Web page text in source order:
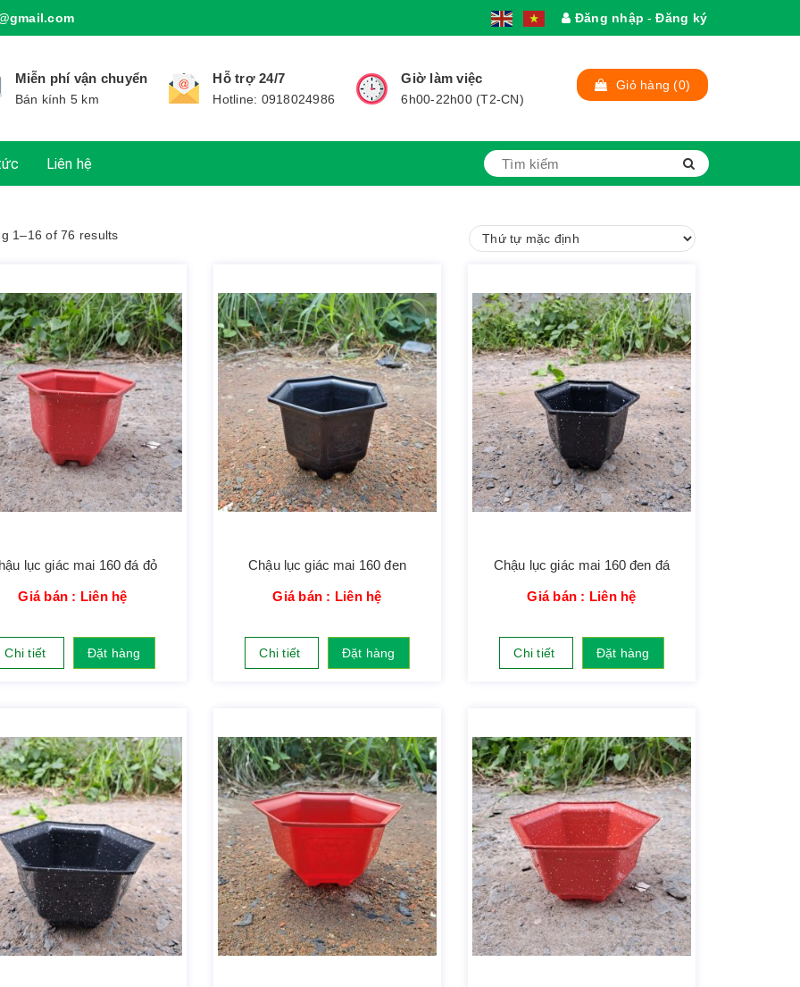
Đăng nhập - Đăng ký
Miễn phí vận chuyển
Bán kính 5 km
Hỗ trợ 24/7
Hotline: 0918024986
Giờ làm việc
6h00-22h00 (T2-CN)
Giỏ hàng (0)
Liên hệ
1–16 of 76 results
lục giác mai 160 đá đỏ
Giá bán : Liên hệ
Chi tiết Đặt hàng
Chậu lục giác mai 160 đen
Giá bán : Liên hệ
Chi tiết Đặt hàng
Chậu lục giác mai 160 đen đá
Giá bán : Liên hệ
Chi tiết Đặt hàng